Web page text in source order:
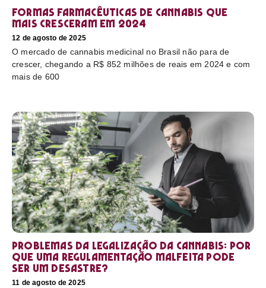
Formas farmacêuticas de cannabis que
mais cresceram em 2024
12 de agosto de 2025
O mercado de cannabis medicinal no Brasil não para de
crescer, chegando a R$ 852 milhões de reais em 2024 e com
mais de 600
Problemas da legalização da cannabis: por
que uma regulamentação malfeita pode
ser um desastre?
11 de agosto de 2025